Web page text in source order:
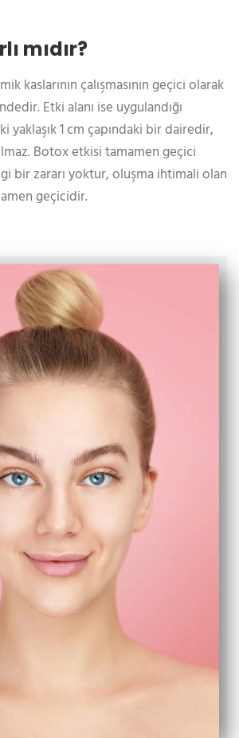
mıdır?
kaslarının çalışmasının geçici olarak
Etki alanı ise uygulandığı
yaklaşık 1 cm çapındaki bir dairedir,
Botox etkisi tamamen geçici
bir zararı yoktur, oluşma ihtimali olan
geçicidir.